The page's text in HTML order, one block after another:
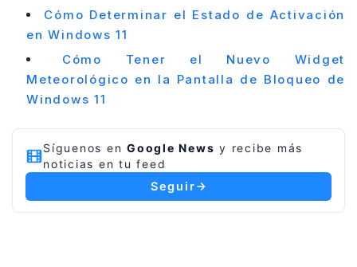
Cómo Determinar el Estado de Activación
en Windows 11
Cómo Tener el Nuevo Widget
Meteorológico en la Pantalla de Bloqueo de
Windows 11
Síguenos en Google News y recibe más
noticias en tu feed
Seguir